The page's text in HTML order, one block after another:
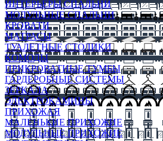
ИНТЕРЬЕРЫ СПАЛЬНИ
МОДУЛЬНЫЕ СПАЛЬНИ
КРОВАТИ
МАТРАСЫ
ТУАЛЕТНЫЕ СТОЛИКИ
КОМОДЫ
ПРИКРОВАТНЫЕ ТУМБЫ
ГАРДЕРОБНЫЕ СИСТЕМЫ
ЗЕРКАЛА
ЭЛЕКТРОКАМИНЫ
ПРИХОЖАЯ
МАЛЕНЬКИЕ ПРИХОЖИЕ
МОДУЛЬНЫЕ ПРИХОЖИЕ